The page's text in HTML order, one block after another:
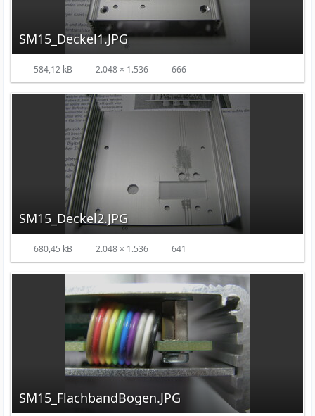
SM15_Deckel1.JPG
584,12 kB 2.048 × 1.536 666
SM15_Deckel2.JPG
680,45 kB 2.048 × 1.536 641
SM15_FlachbandBogen.JPG